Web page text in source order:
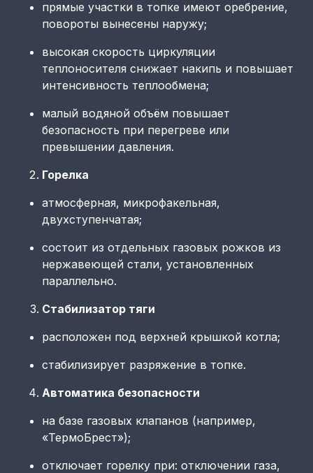
прямые участки в топке имеют оребрение,
повороты вынесены наружу;
высокая скорость циркуляции
теплоносителя снижает накипь и повышает
интенсивность теплообмена;
малый водяной объём повышает
безопасность при перегреве или
превышении давления.
Горелка
атмосферная, микрофакельная,
двухступенчатая;
состоит из отдельных газовых рожков из
нержавеющей стали, установленных
параллельно.
Стабилизатор тяги
расположен под верхней крышкой котла;
стабилизирует разряжение в топке.
Автоматика безопасности
на базе газовых клапанов (например,
«ТермоБрест»);
отключает горелку при: отключении газа,